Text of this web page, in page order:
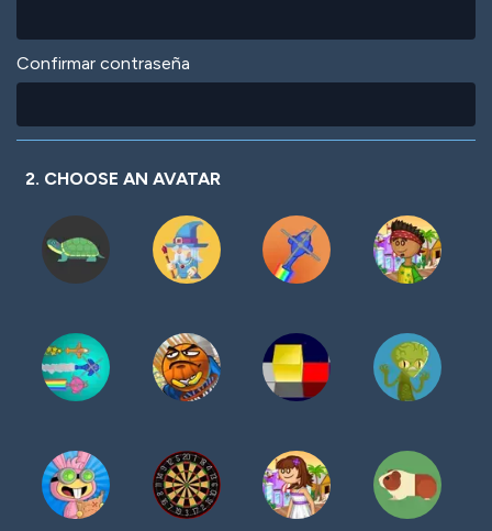
Confirmar contraseña
2. CHOOSE AN AVATAR